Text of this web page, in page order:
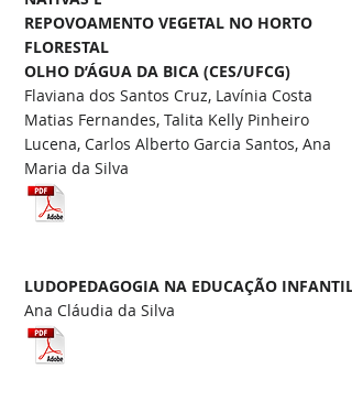
Flaviana dos Santos Cruz, Lavínia Costa
Matias Fernandes, Talita Kelly Pinheiro
Lucena, Carlos Alberto Garcia Santos, Ana
Maria da Silva
REPOVOAMENTO VEGETAL NO HORTO
FLORESTAL
OLHO D’ÁGUA DA BICA (CES/UFCG)
Ana Cláudia da Silva
LUDOPEDAGOGIA NA EDUCAÇÃO INFANTIL